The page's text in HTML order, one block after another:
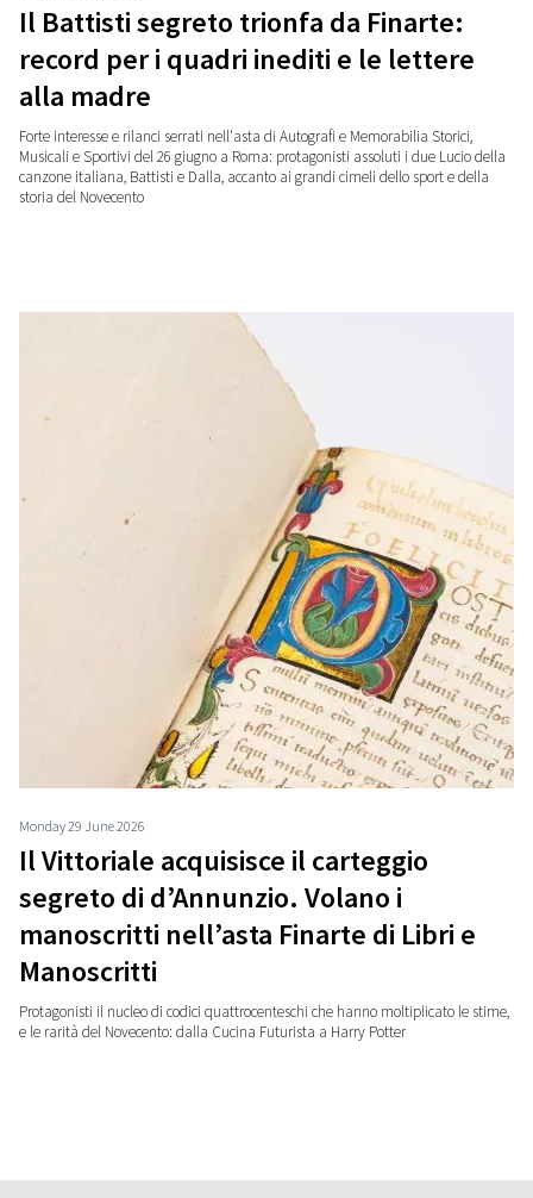
Il Battisti segreto trionfa da Finarte:
record per i quadri inediti e le lettere
alla madre
Forte interesse e rilanci serrati nell'asta di Autografi e Memorabilia Storici,
Musicali e Sportivi del 26 giugno a Roma: protagonisti assoluti i due Lucio della
canzone italiana, Battisti e Dalla, accanto ai grandi cimeli dello sport e della
storia del Novecento
Monday 29 June 2026
Il Vittoriale acquisisce il carteggio
segreto di d’Annunzio. Volano i
manoscritti nell’asta Finarte di Libri e
Manoscritti
Protagonisti il nucleo di codici quattrocenteschi che hanno moltiplicato le stime,
e le rarità del Novecento: dalla Cucina Futurista a Harry Potter